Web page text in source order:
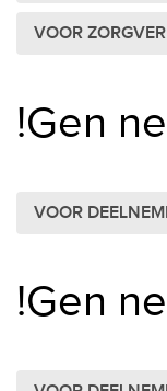
VOOR
!Gen
VOOR
!Gen